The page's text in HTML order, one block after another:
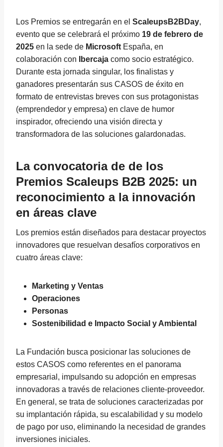
Los Premios se entregarán en el ScaleupsB2BDay,
evento que se celebrará el próximo 19 de febrero de
2025 en la sede de Microsoft España, en
colaboración con
Ibercaja como socio estratégico.
Durante esta jornada singular, los finalistas y
ganadores presentarán sus CASOS de éxito en
formato de entrevistas breves con sus protagonistas
(emprendedor y empresa) en clave de humor
inspirador, ofreciendo una visión directa y
transformadora de las soluciones galardonadas.
La convocatoria de de los
Premios Scaleups B2B 2025: un
reconocimiento a la innovación
en áreas clave
Los premios están diseñados para destacar proyectos
innovadores que resuelvan desafíos corporativos en
cuatro áreas clave:
Marketing y Ventas
Operaciones
Personas
Sostenibilidad e Impacto Social y Ambiental
La Fundación busca posicionar las soluciones de
estos CASOS como referentes en el panorama
empresarial, impulsando su adopción en empresas
innovadoras a través de relaciones cliente-proveedor.
En general, se trata de soluciones caracterizadas por
su implantación rápida, su escalabilidad y su modelo
de pago por uso, eliminando la necesidad de grandes
inversiones iniciales.